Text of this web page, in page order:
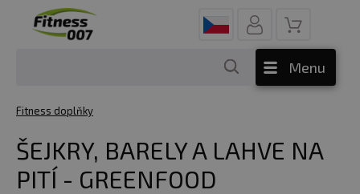
Menu
Fitness doplňky
ŠEJKRY, BARELY A LAHVE NA
PITÍ - GREENFOOD